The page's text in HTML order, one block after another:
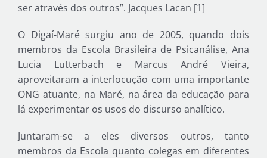
ser através dos outros”. Jacques Lacan [1]
O Digaí-Maré surgiu ano de 2005, quando dois
membros da Escola Brasileira de Psicanálise, Ana
Lucia Lutterbach e Marcus André Vieira,
aproveitaram a interlocução com uma importante
ONG atuante, na Maré, na área da educação para
lá experimentar os usos do discurso analítico.
Juntaram-se a eles diversos outros, tanto
membros da Escola quanto colegas em diferentes